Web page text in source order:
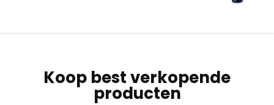
Koop best verkopende
producten